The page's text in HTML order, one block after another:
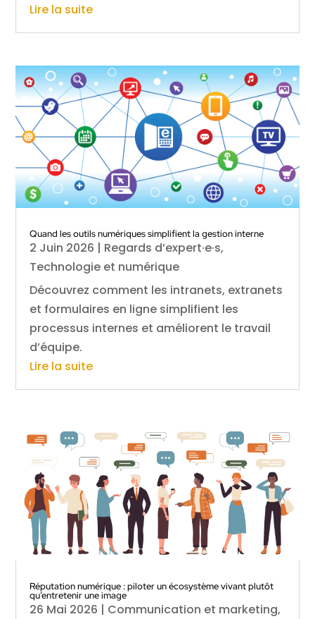
Lire la suite
Quand les outils numériques simplifient la gestion interne
2 Juin 2026 | Regards d’expert·e·s,
Technologie et numérique
Découvrez comment les intranets, extranets
et formulaires en ligne simplifient les
processus internes et améliorent le travail
d’équipe.
Lire la suite
Réputation numérique : piloter un écosystème vivant plutôt
qu’entretenir une image
26 Mai 2026 | Communication et marketing,